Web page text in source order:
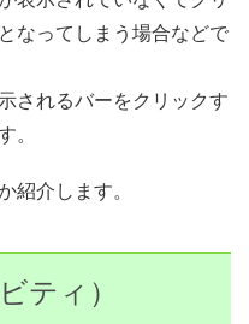
なってしまう場合などで
されるバーをクリックす
。
紹介します。
ティ）